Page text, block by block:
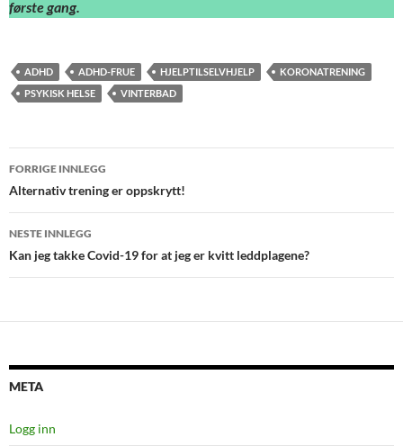
første gang.
ADHD ADHD-FRUE HJELPTILSELVHJELP
KORONATRENING
PSYKISK HELSE
VINTERBAD
Innleggsnavigasjon
FORRIGE INNLEGG
Alternativ trening er oppskrytt!
NESTE INNLEGG
Kan jeg takke Covid-19 for at jeg er kvitt leddplagene?
META
Logg inn